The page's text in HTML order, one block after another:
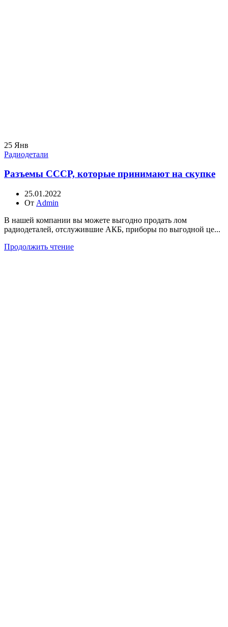
25 Янв
Радиодетали
Разъемы СССР, которые принимают на скупке
25.01.2022
От Admin
В нашей компании вы можете выгодно продать лом
радиодеталей, отслужившие АКБ, приборы по выгодной це...
Продолжить чтение